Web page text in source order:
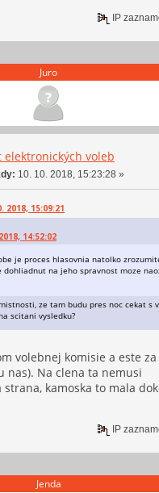
IP
Juro
elektronických voleb
10. 10. 2018, 15:23:28 »
15:09:21
14:52:02
je proces hlasovnia natolko
dohliadnut na jeho spravnost moze
ze tam budu pres noc cekat s
scitani vysledku?
volebnej komisie a este
nas). Na clena ta nemusi
kamoska to mala
IP
Jenda